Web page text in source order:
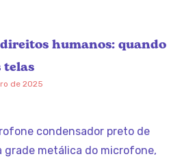
humanos: quando
telas
de 2025